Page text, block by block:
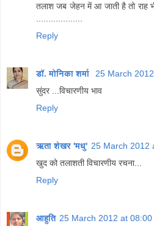
तलाश जब जेहन में आ जाती है तो राह
Reply
डॉ. मोनिका शर्मा
25 March
सुंदर ...विचारणीय भाव
Reply
ऋता शेखर 'मधु' 25 March 2012
खुद को तलाशती विचारणीय रचना...
Reply
आहुति 25 March 2012 at 08:00